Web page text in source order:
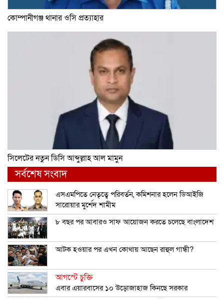
কোম্পানীগঞ্জ থানার ওসি প্রত্যাহার
সিলেটের নতুন ডিসি আব্দুল্লাহ আল মামুন
সর্বশেষ সংবাদ
এসএমপিতে নেতৃত্বে পরিবর্তন, কমিশনার হলেন ডিআইজি
সারোয়ার মুর্শেদ শামীম
৮ বছর পর আবারও সাফ আয়োজন করতে চলেছে বাংলাদেশ
আটক হওয়ার পর এখন কোথায় আছেন রাহুল গান্ধী?
আগস্টে চুক্তি
এবার এয়ারবাসের ১০ উড়োজাহাজ কিনছে সরকার